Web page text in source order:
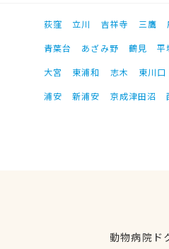
荻窪 立川 吉祥寺 三鷹
青葉台 あざみ野 鶴見 平
大宮 東浦和 志木 東川口
浦安 新浦安 京成津田沼
動物病院ド